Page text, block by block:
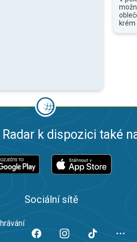
krém
Radar k dispozici také
Sociální sítě